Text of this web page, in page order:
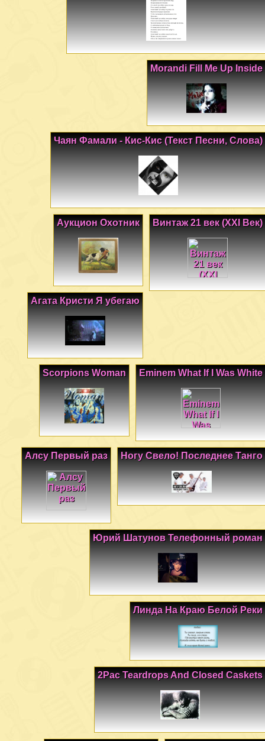
Morandi Fill Me Up Inside
Чаян Фамали - Кис-Кис (Текст Песни, Слова)
Винтаж 21 век (XXI Век)
Аукцион Охотник
Агата Кристи Я убегаю
Eminem What If I Was White
Scorpions Woman
Ногу Свело! Последнее Танго
Алсу Первый раз
Юрий Шатунов Телефонный роман
Линда На Краю Белой Реки
2Pac Teardrops And Closed Caskets